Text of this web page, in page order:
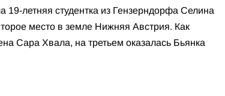
летняя студентка из Гензерндорфа Селина
место в земле Нижняя Австрия. Как
Сара Хвала, на третьем оказалась Бьянка